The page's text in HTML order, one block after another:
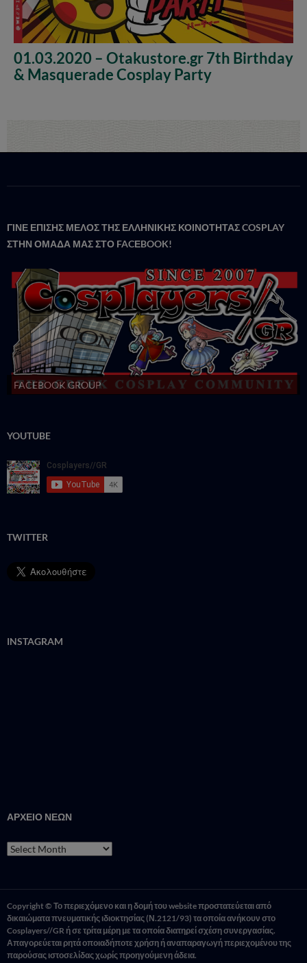
01.03.2020 – Otakustore.gr 7th Birthday
& Masquerade Cosplay Party
ΓΙΝΕ ΕΠΙΣΗΣ ΜΕΛΟΣ ΤΗΣ ΕΛΛΗΝΙΚΗΣ ΚΟΙΝΟΤΗΤΑΣ COSPLAY
ΣΤΗΝ ΟΜΑΔΑ ΜΑΣ ΣΤΟ FACΕBOOK!
FACEBOOK GROUP
YOUTUBE
TWITTER
INSTAGRAM
ΑΡΧΕΙΟ ΝΕΩΝ
ΑΡΧΕΙΟ
ΝΕΩΝ
Copyright © Το περιεχόμενο και η δομή του website προστατεύεται από
δικαιώματα πνευματικής ιδιοκτησίας (Ν.2121/93) τα οποία ανήκουν στο
Cosplayers//GR ή σε τρίτα μέρη με τα οποία διατηρεί σχέση συνεργασίας.
Απαγορεύεται ρητά οποιαδήποτε χρήση ή αναπαραγωγή περιεχομένου της
παρούσας ιστοσελίδας χωρίς προηγούμενη άδεια.